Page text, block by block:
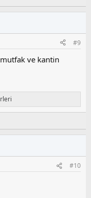
z
#9
ve kantin
#10